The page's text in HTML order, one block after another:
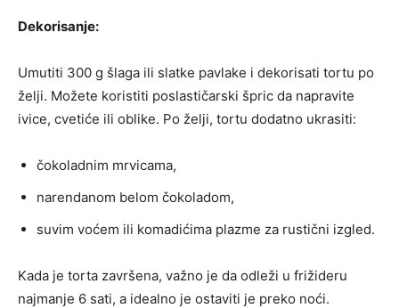
Dekorisanje:
Umutiti 300 g šlaga ili slatke pavlake i dekorisati tortu po
želji. Možete koristiti poslastičarski špric da napravite
ivice, cvetiće ili oblike. Po želji, tortu dodatno ukrasiti:
čokoladnim mrvicama,
narendanom belom čokoladom,
suvim voćem ili komadićima plazme za rustični izgled.
Kada je torta završena, važno je da odleži u frižideru
najmanje 6 sati, a idealno je ostaviti je preko noći.